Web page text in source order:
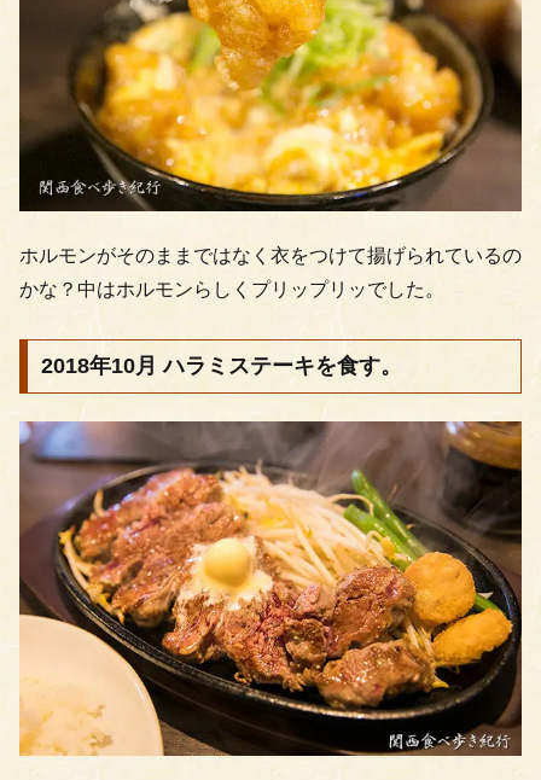
ホルモンがそのままではなく衣をつけて揚げられているの
かな？中はホルモンらしくプリップリッでした。
2018年10月 ハラミステーキを食す。